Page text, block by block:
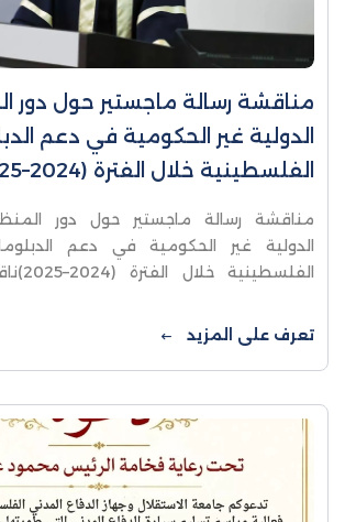
مناقشة رسالة ماجستير حول دور
الدولية غير الحكومية في دعم
الفلسطينية خلال الفترة (2024–2025)
مناقشة رسالة ماجستير حول دور
الدولية غير الحكومية في دعم
الفلسطينية
الاستقلال يوم السبت رسالة ماجستير للطالبة
تعرف على المزيد